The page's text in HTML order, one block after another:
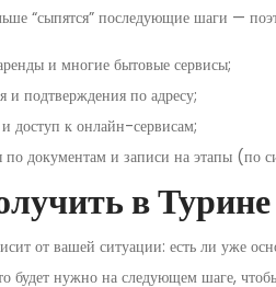
“сыпятся” последующие шаги —
и многие бытовые сервисы;
и подтверждения по адресу;
доступ к онлайн-сервисам;
по документам и записи на этапы (по
в
от вашей ситуации: есть ли уже
будет нужно на следующем шаге,